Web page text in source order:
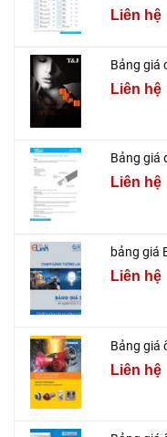
Liên hệ
Bảng giá
Liên hệ
Bảng giá
Liên hệ
bảng giá
Liên hệ
Bảng giá
Liên hệ